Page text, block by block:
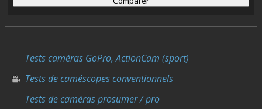
Tests caméras GoPro, ActionCam (sport)
Tests de caméscopes conventionnels
Tests de caméras prosumer / pro